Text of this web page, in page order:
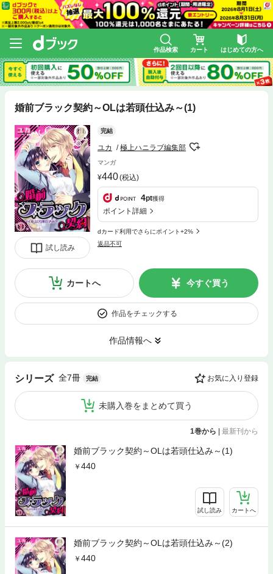
作品検索 カート はじめての方へ
婚前ブラック契約～OLは若頭仕込み～(1)
試し読み
完結
ユカ 極上ハニラブ編集部
マンガ
440(税込)
4pt獲得
ポイント詳細
dカード利用でさらにポイント+2%
返品不可
カートへ 今すぐ買う
作品をチェックする
作品情報へ
シリーズ 全7冊 完結 お気に入り登録
未購入巻をまとめて買う
1巻から | 最新刊から
婚前ブラック契約～OLは若頭仕込み～(1)
440
試し読み カートへ
婚前ブラック契約～OLは若頭仕込み～(2)
440